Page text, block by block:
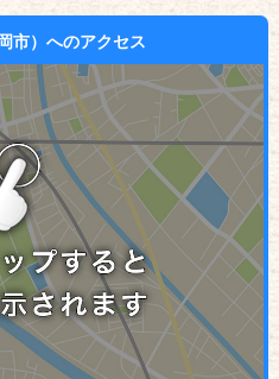
市）へのアクセス